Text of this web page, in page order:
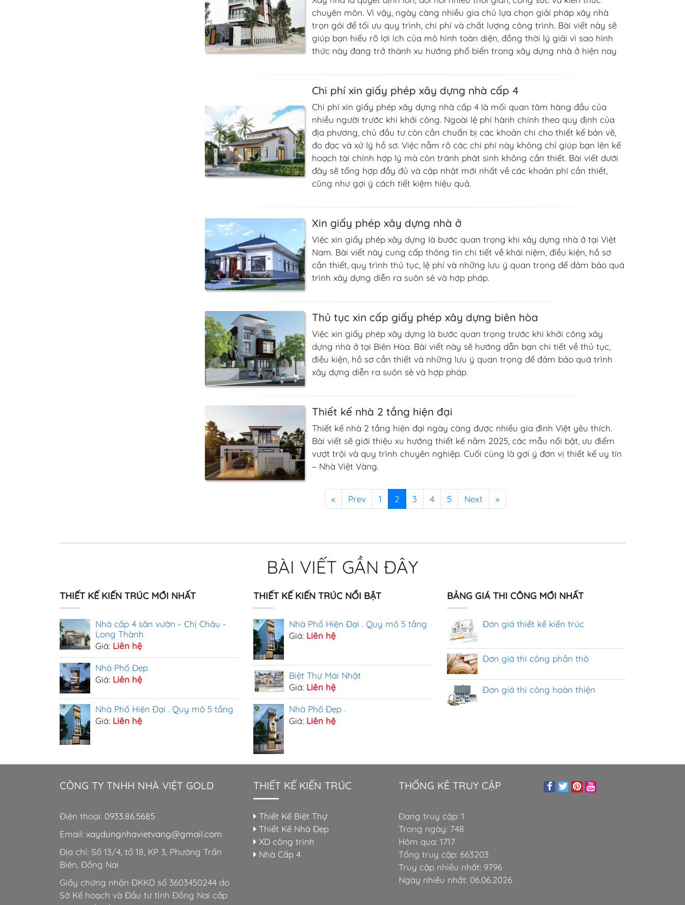
chuyên môn. Vì vậy, ngày càng nhiều gia chủ lựa chọn giải pháp xây nhà
trọn gói để tối ưu quy trình, chi phí và chất lượng công trình. Bài viết này sẽ
giúp bạn hiểu rõ lợi ích của mô hình toàn diện, đồng thời lý giải vì sao hình
thức này đang trở thành xu hướng phổ biến trong xây dựng nhà ở hiện nay
Chi phí xin giấy phép xây dựng nhà cấp 4
Chi phí xin giấy phép xây dựng nhà cấp 4 là mối quan tâm hàng đầu của
nhiều người trước khi khởi công. Ngoài lệ phí hành chính theo quy định của
địa phương, chủ đầu tư còn cần chuẩn bị các khoản chi cho thiết kế bản vẽ,
đo đạc và xử lý hồ sơ. Việc nắm rõ các chi phí này không chỉ giúp bạn lên kế
hoạch tài chính hợp lý mà còn tránh phát sinh không cần thiết. Bài viết dưới
đây sẽ tổng hợp đầy đủ và cập nhật mới nhất về các khoản phí cần thiết,
cũng như gợi ý cách tiết kiệm hiệu quả.
Xin giấy phép xây dựng nhà ở
Việc xin giấy phép xây dựng là bước quan trọng khi xây dựng nhà ở tại Việt
Nam. Bài viết này cung cấp thông tin chi tiết về khái niệm, điều kiện, hồ sơ
cần thiết, quy trình thủ tục, lệ phí và những lưu ý quan trọng để đảm bảo quá
trình xây dựng diễn ra suôn sẻ và hợp pháp.
Thủ tục xin cấp giấy phép xây dựng biên hòa
Việc xin giấy phép xây dựng là bước quan trọng trước khi khởi công xây
dựng nhà ở tại Biên Hòa. Bài viết này sẽ hướng dẫn bạn chi tiết về thủ tục,
điều kiện, hồ sơ cần thiết và những lưu ý quan trọng để đảm bảo quá trình
xây dựng diễn ra suôn sẻ và hợp pháp.
Thiết kế nhà 2 tầng hiện đại
Thiết kế nhà 2 tầng hiện đại ngày càng được nhiều gia đình Việt yêu thích.
Bài viết sẽ giới thiệu xu hướng thiết kế năm 2025, các mẫu nổi bật, ưu điểm
vượt trội và quy trình chuyên nghiệp. Cuối cùng là gợi ý đơn vị thiết kế uy tín
– Nhà Việt Vàng.
« Prev 1 2 3 4 5 Next »
BÀI VIẾT GẦN ĐÂY
THIẾT KẾ KIẾN TRÚC MỚI NHẤT
Nhà cấp 4 sân vườn - Chị Châu -
Long Thành
Giá: Liên hệ
Nhà Phố Đẹp
Giá: Liên hệ
Nhà Phố Hiện Đại . Quy mô 5 tầng
Giá: Liên hệ
THIẾT KẾ KIẾN TRÚC NỔI BẬT
Nhà Phố Hiện Đại . Quy mô 5 tầng
Giá: Liên hệ
Biệt Thự Mái Nhật
Giá: Liên hệ
Nhà Phố Đẹp .
Giá: Liên hệ
BẢNG GIÁ THI CÔNG MỚI NHẤT
Đơn giá thiết kế kiến trúc
Đơn giá thi công phần thô
Đơn giá thi công hoàn thiện
CÔNG TY TNHH NHÀ VIỆT GOLD
Điện thoại: 0933.86.5685
Email: xaydungnhavietvang@gmail.com
Địa chỉ: Số 13/4, tổ 18, KP 3, Phường Trấn
Biên, Đồng Nai
Giấy chứng nhận ĐKKD số 3603450244 do
Sở Kế hoạch và Đầu tư tỉnh Đồng Nai cấp
THIẾT KẾ KIẾN TRÚC
Thiết Kế Biệt Thự
Thiết Kế Nhà Đẹp
XD công trình
Nhà Cấp 4
THỐNG KÊ TRUY CẬP
Đang truy cập: 1
Trong ngày: 748
Hôm qua: 1717
Tổng truy cập: 663203
Truy cập nhiều nhất: 9796
Ngày nhiều nhất: 06.06.2026